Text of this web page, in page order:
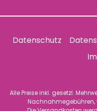
Datenschutz
Alle Preise inkl. gesetzl.